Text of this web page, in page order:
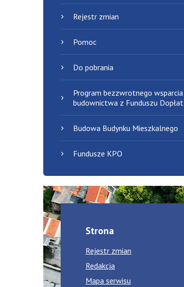
Rejestr zmian
Pomoc
Do pobrania
Program bezzwrotnego wsparcia
budownictwa z Funduszu Dopłat
Budowa Budynku Mieszkalnego
Fundusze KPO
Strona
Rejestr zmian
Redakcja
Mapa serwisu